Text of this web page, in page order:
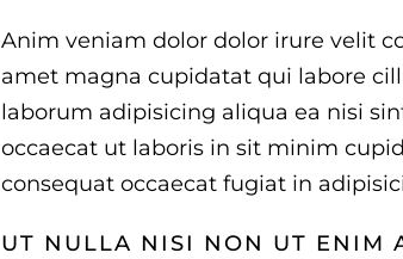
Anim veniam dolor dolor irure velit
amet magna cupidatat qui labore
laborum adipisicing aliqua ea nisi
occaecat ut laboris in sit minim
consequat occaecat fugiat in
UT NULLA NISI NON UT ENIM